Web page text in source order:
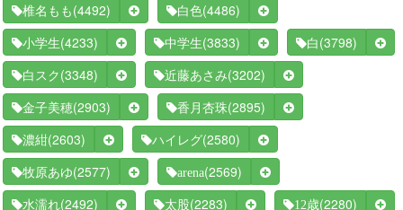
椎名もも (4492) 白色(4486)
小学生(4233) 中学生(3833) 白 (3798)
白スク (3348) 近藤あさみ(3202)
金子美穂(2903) 香月杏珠(2895)
濃紺(2603) ハイレグ(2580)
牧原あゆ(2577) arena(2569)
水濡れ(2492) 太股(2283) 12歳(2280)